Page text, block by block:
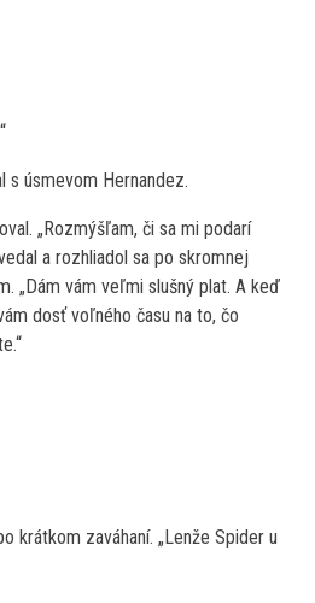
s úsmevom Hernandez.
„Rozmýšľam, či sa mi podarí
a rozhliadol sa po skromnej
„Dám vám veľmi slušný plat. A keď
dosť voľného času na to, čo
krátkom zaváhaní. „Lenže Spider u